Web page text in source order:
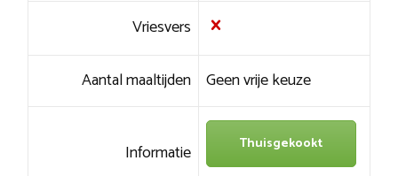
Vriesvers
Aantal maaltijden Geen vrije keuze
Informatie Thuisgekookt